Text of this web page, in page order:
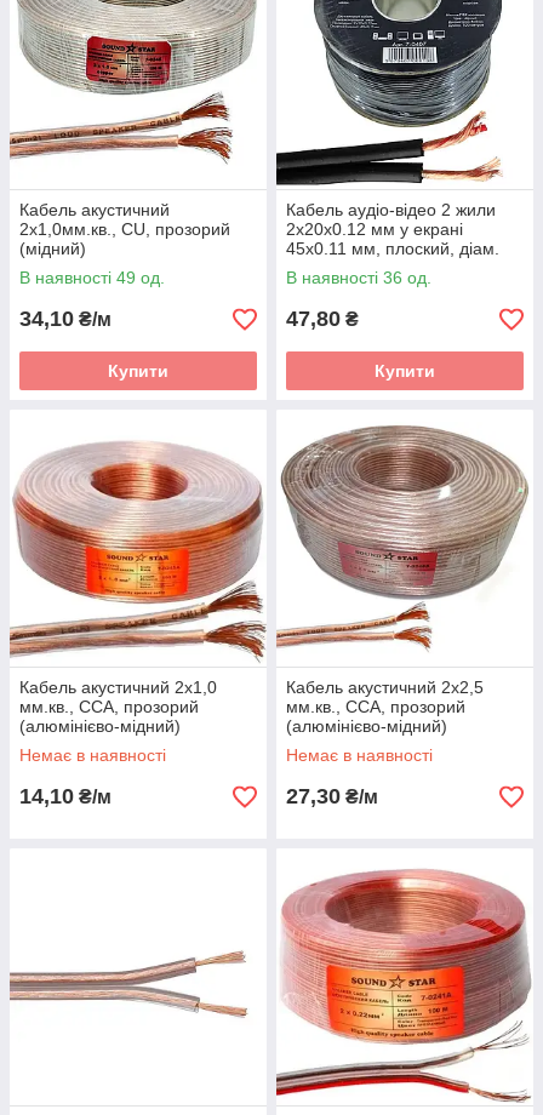
Кабель акустичний
2х1,0мм.кв., CU, прозорий
(мідний)
В наявності 49 од.
34,10 ₴/м
Купити
Кабель аудіо-відео 2 жили
2x20x0.12 мм у екрані
45x0.11 мм, плоский, діам.
4х8мм, CU, чорний
В наявності 36 од.
47,80 ₴
Купити
Кабель акустичний 2х1,0
мм.кв., CCA, прозорий
(алюмінієво-мідний)
Немає в наявності
14,10 ₴/м
Кабель акустичний 2х2,5
мм.кв., CCA, прозорий
(алюмінієво-мідний)
Немає в наявності
27,30 ₴/м